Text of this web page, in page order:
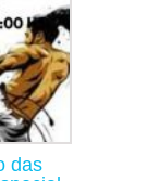
das